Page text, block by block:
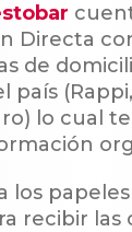
Directa
de
país
lo cual
los
recibir las